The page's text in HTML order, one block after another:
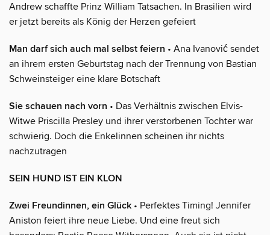
Andrew schaffte Prinz William Tatsachen. In Brasilien wird
er jetzt bereits als König der Herzen gefeiert
Man darf sich auch mal selbst feiern • Ana Ivanović sendet
an ihrem ersten Geburtstag nach der Trennung von Bastian
Schweinsteiger eine klare Botschaft
Sie schauen nach vorn • Das Verhältnis zwischen Elvis-
Witwe Priscilla Presley und ihrer verstorbenen Tochter war
schwierig. Doch die Enkelinnen scheinen ihr nichts
nachzutragen
SEIN HUND IST EIN KLON
Zwei Freundinnen, ein Glück • Perfektes Timing! Jennifer
Aniston feiert ihre neue Liebe. Und eine freut sich